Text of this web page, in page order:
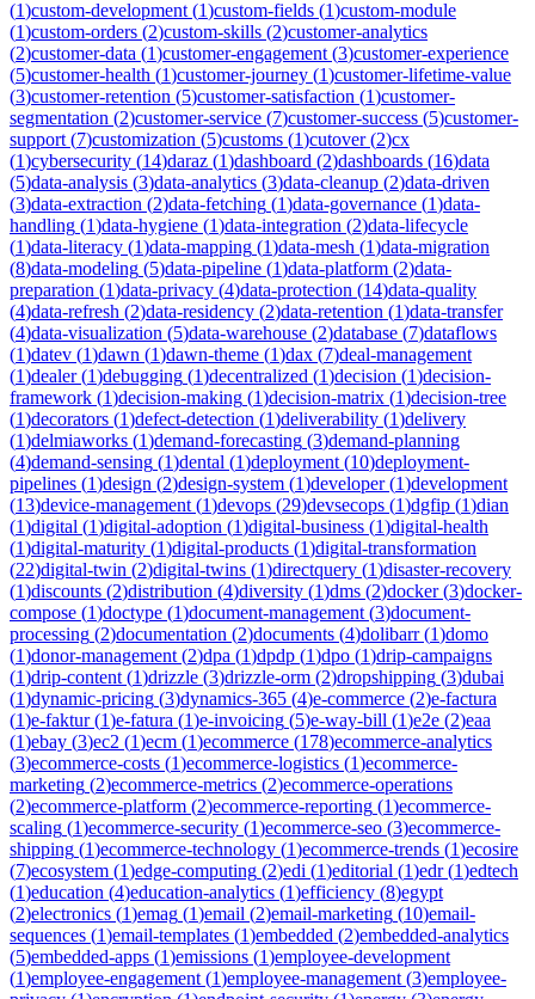
(1)custom-development (1)custom-fields (1)custom-module
(1)custom-orders (2)custom-skills (2)customer-analytics
(2)customer-data (1)customer-engagement (3)customer-experience
(5)customer-health (1)customer-journey (1)customer-lifetime-value
(3)customer-retention (5)customer-satisfaction (1)customer-
segmentation (2)customer-service (7)customer-success (5)customer-
support (7)customization (5)customs (1)cutover(2)cx
(1)cybersecurity (14)daraz (1)dashboard (2)dashboards (16)data
(5)data-analysis (3)data-analytics (3)data-cleanup (2)data-driven
(3)data-extraction (2)data-fetching (1)data-governance (1)data-
handling (1)data-hygiene (1)data-integration (2)data-lifecycle
(1)data-literacy (1)data-mapping (1)data-mesh (1)data-migration
(8)data-modeling (5)data-pipeline (1)data-platform (2)data-
preparation (1)data-privacy (4)data-protection (14)data-quality
(4)data-refresh (2)data-residency (2)data-retention (1)data-transfer
(4)data-visualization (5)data-warehouse (2)database (7)dataflows
(1)datev (1)dawn (1)dawn-theme (1)dax (7)deal-management
(1)dealer(1)debugging (1)decentralized (1)decision (1)decision-
framework (1)decision-making (1)decision-matrix (1)decision-tree
(1)decorators (1)defect-detection (1)deliverability (1)delivery
(1)delmiaworks (1)demand-forecasting (3)demand-planning
(4)demand-sensing (1)dental (1)deployment (10)deployment-
pipelines (1)design (2)design-system (1)developer(1)development
(13)device-management (1)devops (29)devsecops (1)dgfip (1)dian
(1)digital (1)digital-adoption (1)digital-business (1)digital-health
(1)digital-maturity (1)digital-products (1)digital-transformation
(22)digital-twin (2)digital-twins (1)directquery (1)disaster-recovery
(1)discounts (2)distribution (4)diversity (1)dms (2)docker(3)docker-
compose (1)doctype (1)document-management (3)document-
processing (2)documentation (2)documents (4)dolibarr(1)domo
(1)donor-management (2)dpa (1)dpdp (1)dpo (1)drip-campaigns
(1)drip-content (1)drizzle (3)drizzle-orm (2)dropshipping (3)dubai
(1)dynamic-pricing (3)dynamics-365 (4)e-commerce (2)e-factura
(1)e-faktur(1)e-fatura (1)e-invoicing (5)e-way-bill (1)e2e (2)eaa
(1)ebay (3)ec2 (1)ecm (1)ecommerce (178)ecommerce-analytics
(3)ecommerce-costs (1)ecommerce-logistics (1)ecommerce-
marketing (2)ecommerce-metrics (2)ecommerce-operations
(2)ecommerce-platform (2)ecommerce-reporting (1)ecommerce-
scaling (1)ecommerce-security (1)ecommerce-seo (3)ecommerce-
shipping (1)ecommerce-technology (1)ecommerce-trends (1)ecosire
(7)ecosystem (1)edge-computing (2)edi (1)editorial (1)edr(1)edtech
(1)education (4)education-analytics (1)efficiency (8)egypt
(2)electronics (1)emag (1)email (2)email-marketing (10)email-
sequences (1)email-templates (1)embedded (2)embedded-analytics
(5)embedded-apps (1)emissions (1)employee-development
(1)employee-engagement (1)employee-management (3)employee-